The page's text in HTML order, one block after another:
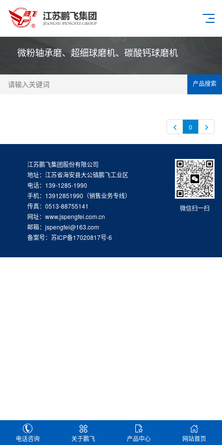
微粉轴承磨、超细球磨机、碳酸钙球磨机
产品搜索
0
微信扫一扫
江苏鹏飞集团股份有限公司
地址：江苏省海安县大公镇鹏飞工业区
电话：139-1285-1990
手机：13912851990（销售业务专线）
传真：0513-88755141
网址：www.jspengfei.com.cn
邮箱：jspengfei@163.com
备案号：苏ICP备17020817号-6
电话咨询 关于鹏飞 产品中心 网站首页